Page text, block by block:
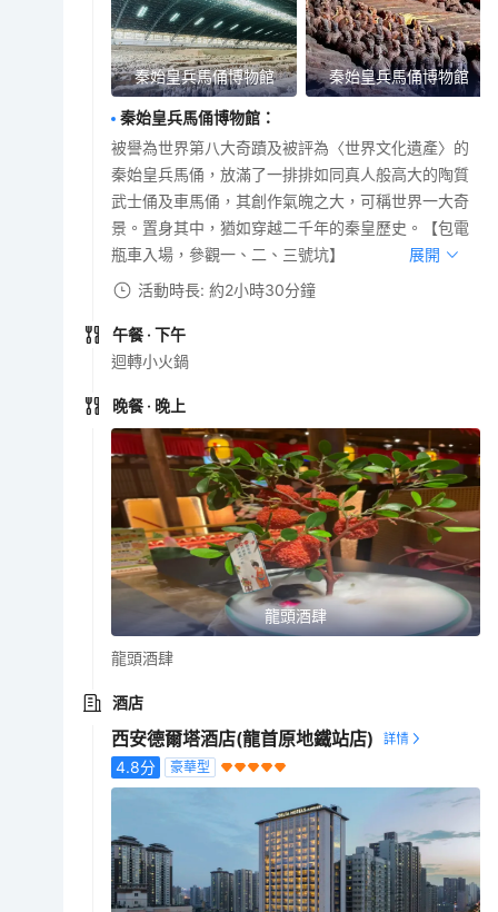
秦始皇兵馬俑博物館 秦始皇兵馬俑博物館
秦始皇兵馬俑博物館 ：
被譽為世界第八大奇蹟及被評為〈世界文化遺產〉的
秦始皇兵馬俑，放滿了一排排如同真人般高大的陶質
武士俑及車馬俑，其創作氣魄之大，可稱世界一大奇
景。置身其中，猶如穿越二千年的秦皇歷史。【包電
瓶車入場，參觀一、二、三號坑】
展開
活動時長: 約2小時30分鐘
午餐 · 下午
迴轉小火鍋
晚餐 · 晚上
龍頭酒肆
龍頭酒肆
酒店
西安德爾塔酒店(龍首原地鐵站店)
4.8分 豪華型